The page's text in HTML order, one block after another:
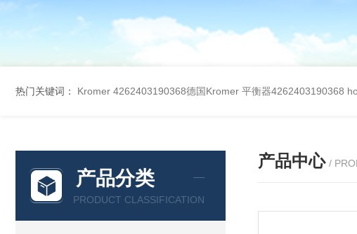
热门关键词： Kromer 4262403190368德国Kromer 平衡器4262403190368
产品分类
PRODUCT CLASSIFICATION
产品中心 /